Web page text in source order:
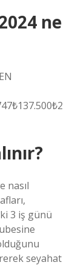
ne
nasıl
3 iş günü
seyahat